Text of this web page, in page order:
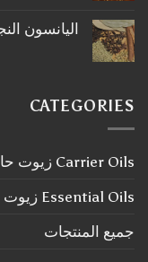
على
الشطة
في
مطبخك
اليانسون
اليانسون
النجمي
علبة
المكياج
CATEGORIES
Carrier Oils زيوت حاملة
Essential Oils زيوت عطرية اساسية
جميع المنتجات